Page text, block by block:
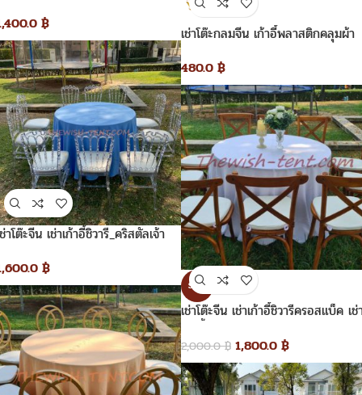
฿
เช่าโต๊ะกลมจีน เก้าอี้พลาสติกคลุมผ้า
480.0 ฿
าโต๊ะจีน เช่าเก้าอี้ชิวารี_คริสตัลเจ้า
฿
SALE
เช่าโต๊ะจีน เช่าเก้าอี้ชิวารีครอสแบ็ค เช่
2,000.0฿ 1,800.0 ฿